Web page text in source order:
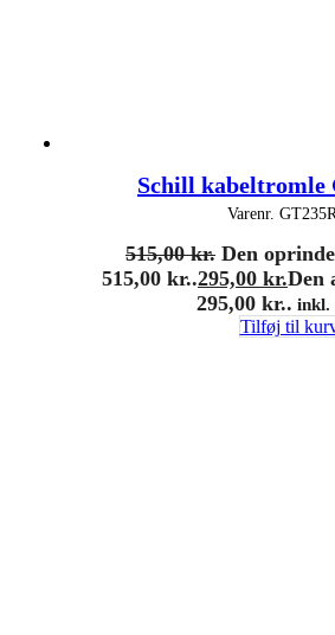
Schill kabeltromle
Varenr.
515,00kr. Den
515,00 kr..295,00 kr.Den
295,00 kr.. inkl.
Tilføj til